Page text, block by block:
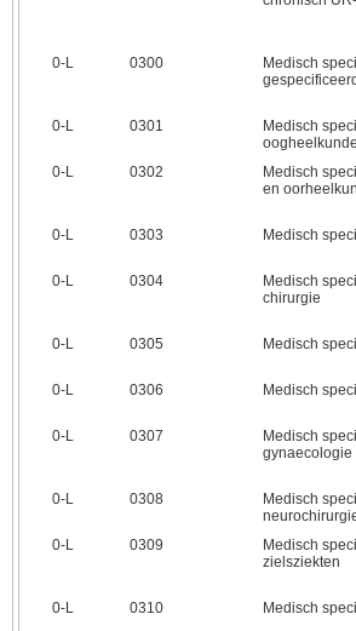
0‑L 0300
Medisch
gespecificeerd
0‑L 0301
Medisch
oogheelkunde
0‑L 0302
Medisch
en
0‑L 0303 Medisch
0‑L 0304
Medisch
chirurgie
0‑L 0305 Medisch
0‑L 0306 Medisch
0‑L 0307
Medisch
gynaecologie
0‑L 0308
Medisch
0‑L 0309
Medisch
zielsziekten
0‑L 0310 Medisch